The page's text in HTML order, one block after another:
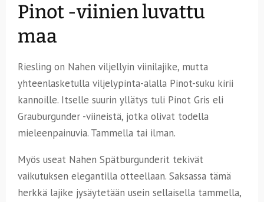
Pinot -viinien luvattu
maa
Riesling on Nahen viljellyin viinilajike, mutta
yhteenlasketulla viljelypinta-alalla Pinot-suku kirii
kannoille. Itselle suurin yllätys tuli Pinot Gris eli
Grauburgunder -viineistä, jotka olivat todella
mieleenpainuvia. Tammella tai ilman.
Myös useat Nahen Spätburgunderit tekivät
vaikutuksen elegantilla otteellaan. Saksassa tämä
herkkä lajike jysäytetään usein sellaisella tammella,